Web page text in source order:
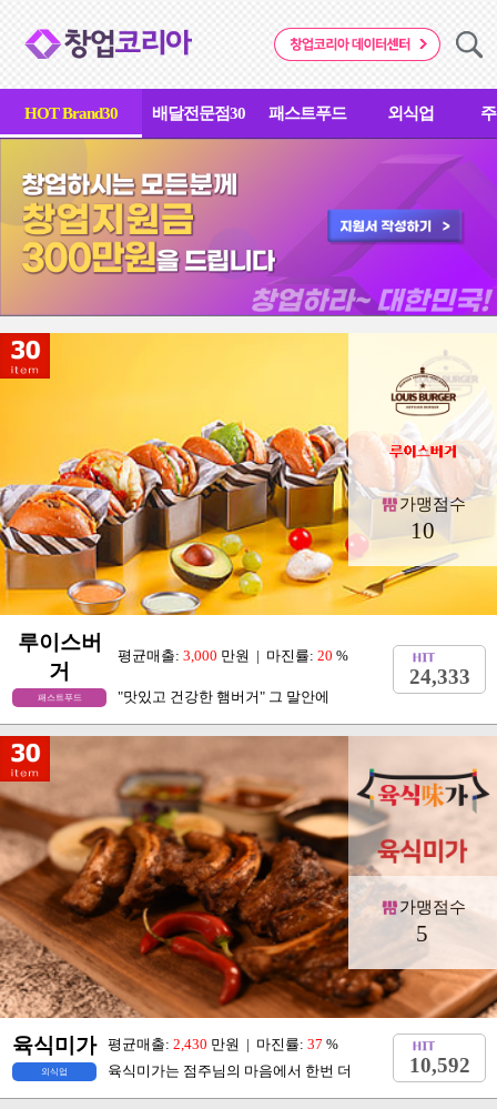
HOT Brand30 배달전문점30 패스트푸드 외식업
가맹점수
10
루이스버
거
평균매출: 3,000 만원 | 마진률: 20 %
패스트푸드 "맛있고 건강한 햄버거" 그 말안에
24,333
가맹점수
5
육식미가 평균매출: 2,430 만원 | 마진률: 37 %
외식업 육식미가는 점주님의 마음에서 한번 더 10,592